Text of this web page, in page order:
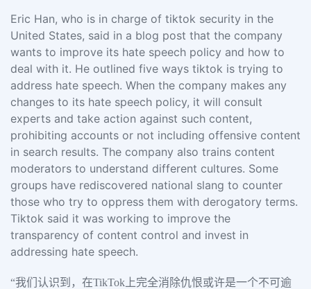
Eric Han, who is in charge of tiktok security in the
United States, said in a blog post that the company
wants to improve its hate speech policy and how to
deal with it. He outlined five ways tiktok is trying to
address hate speech. When the company makes any
changes to its hate speech policy, it will consult
experts and take action against such content,
prohibiting accounts or not including offensive content
in search results. The company also trains content
moderators to understand different cultures. Some
groups have rediscovered national slang to counter
those who try to oppress them with derogatory terms.
Tiktok said it was working to improve the
transparency of content control and invest in
addressing hate speech.
“我们认识到，在TikTok上完全消除仇恨或许是一个不可逾